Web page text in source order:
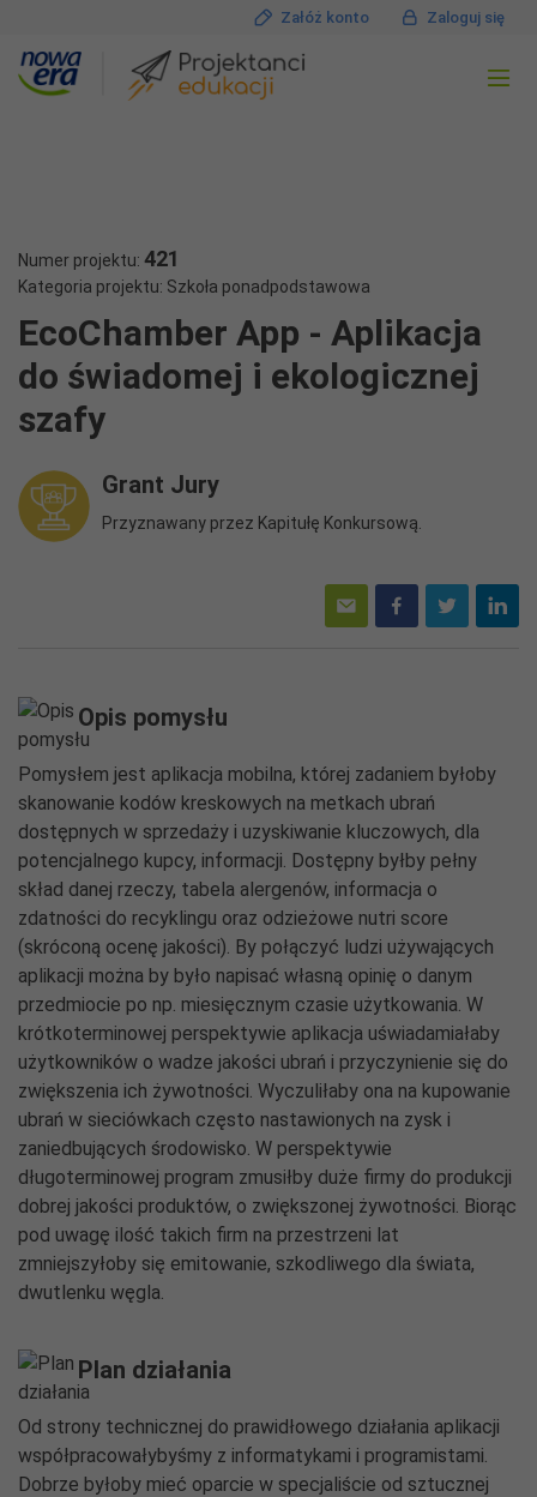
Załóż konto Zaloguj się
Numer projektu: 421
Kategoria projektu: Szkoła ponadpodstawowa
EcoChamber App - Aplikacja
do świadomej i ekologicznej
szafy
Grant Jury
Przyznawany przez Kapitułę Konkursową.
Opis pomysłu
Pomysłem jest aplikacja mobilna, której zadaniem byłoby
skanowanie kodów kreskowych na metkach ubrań
dostępnych w sprzedaży i uzyskiwanie kluczowych, dla
potencjalnego kupcy, informacji. Dostępny byłby pełny
skład danej rzeczy, tabela alergenów, informacja o
zdatności do recyklingu oraz odzieżowe nutri score
(skróconą ocenę jakości). By połączyć ludzi używających
aplikacji można by było napisać własną opinię o danym
przedmiocie po np. miesięcznym czasie użytkowania. W
krótkoterminowej perspektywie aplikacja uświadamiałaby
użytkowników o wadze jakości ubrań i przyczynienie się do
zwiększenia ich żywotności. Wyczuliłaby ona na kupowanie
ubrań w sieciówkach często nastawionych na zysk i
zaniedbujących środowisko. W perspektywie
długoterminowej program zmusiłby duże firmy do produkcji
dobrej jakości produktów, o zwiększonej żywotności. Biorąc
pod uwagę ilość takich firm na przestrzeni lat
zmniejszyłoby się emitowanie, szkodliwego dla świata,
dwutlenku węgla.
Plan działania
Od strony technicznej do prawidłowego działania aplikacji
współpracowałybyśmy z informatykami i programistami.
Dobrze byłoby mieć oparcie w specjaliście od sztucznej